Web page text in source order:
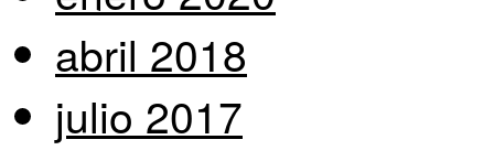
abril 2018
julio 2017